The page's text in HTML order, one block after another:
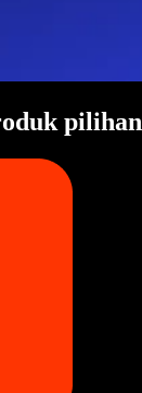
pilihan